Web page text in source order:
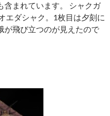
含まれています。 シャクガ
エダシャク。1枚目は夕刻に
が飛び立つのが見えたので